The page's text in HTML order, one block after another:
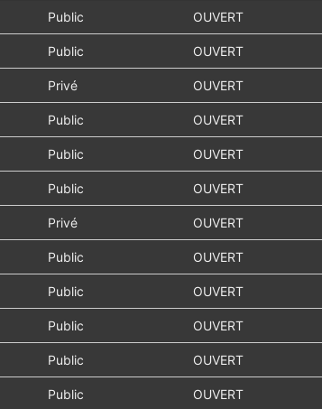
Public OUVERT
Public OUVERT
Privé OUVERT
Public OUVERT
Public OUVERT
Public OUVERT
Privé OUVERT
Public OUVERT
Public OUVERT
Public OUVERT
Public OUVERT
Public OUVERT